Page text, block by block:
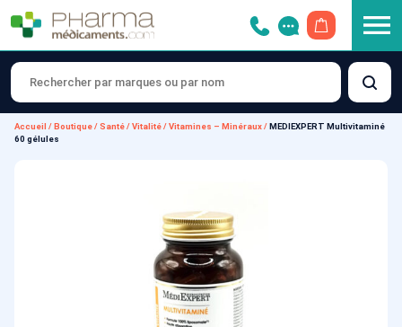
Accueil / Boutique/Santé/Vitalité/Vitamines – Minéraux/ MEDIEXPERT Multivitaminé
60 gélules